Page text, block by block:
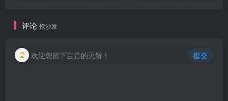
评论 抢沙发
欢迎您留下宝贵的见解！ 提交